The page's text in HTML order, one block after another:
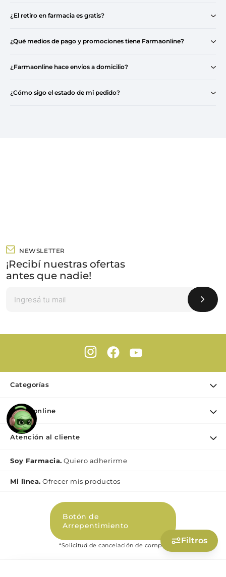
Filtros
¿El retiro en farmacia es gratis?
¿Qué medios de pago y promociones tiene Farmaonline?
¿Farmaonline hace envíos a domicilio?
¿Cómo sigo el estado de mi pedido?
NEWSLETTER
¡Recibí nuestras ofertas
antes que nadie!
Categorías
Ofertas
Cuidado Personal
Dermocosmética
Nutrición & Deporte
Bebé y maternidad
Farmaonline
Nuestra empresa
Atención al cliente
Contacto
Preguntas Frecuentes Beauty
Términos y condiciones Beauty
Promociones
Políticas de Privacidad Beauty
Soy Farmacia. Quiero adherirme
Mi lìnea. Ofrecer mis productos
Botón de
Arrepentimiento
*Solicitud de cancelación de compra